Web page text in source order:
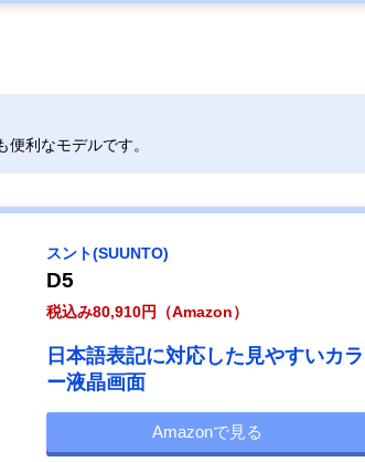
利なモデルです。
スント(SUUNTO)
D5
税込み80,910円（Amazon）
日本語表記に対応した見やすいカラ
ー液晶画面
Amazonで見る